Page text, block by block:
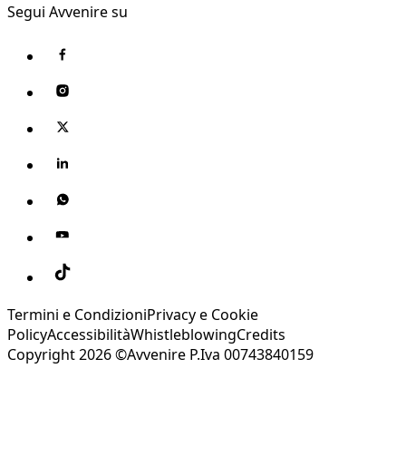
Segui Avvenire su
Termini e CondizioniPrivacy e Cookie
PolicyAccessibilitàWhistleblowingCredits
Copyright 2026 ©Avvenire P.Iva 00743840159